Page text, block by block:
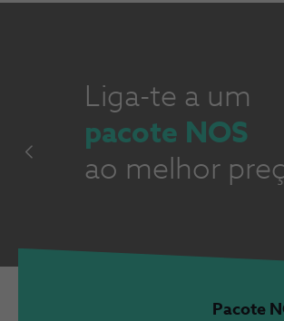
Liga-te a um
pacote NOS
ao melhor
Pacote